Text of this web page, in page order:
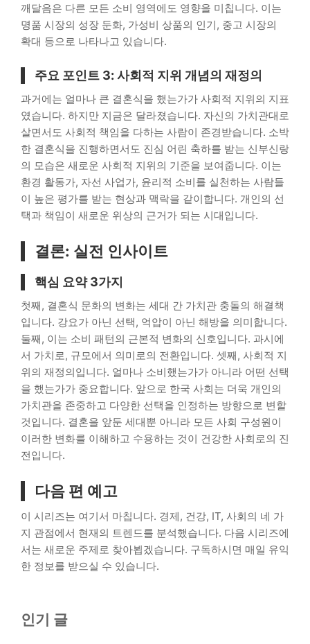
깨달음은 다른 모든 소비 영역에도 영향을 미칩니다. 이는
명품 시장의 성장 둔화, 가성비 상품의 인기, 중고 시장의
확대 등으로 나타나고 있습니다.
주요 포인트 3: 사회적 지위 개념의 재정의
과거에는 얼마나 큰 결혼식을 했는가가 사회적 지위의 지표
였습니다. 하지만 지금은 달라졌습니다. 자신의 가치관대로
살면서도 사회적 책임을 다하는 사람이 존경받습니다. 소박
한 결혼식을 진행하면서도 진심 어린 축하를 받는 신부신랑
의 모습은 새로운 사회적 지위의 기준을 보여줍니다. 이는
환경 활동가, 자선 사업가, 윤리적 소비를 실천하는 사람들
이 높은 평가를 받는 현상과 맥락을 같이합니다. 개인의 선
택과 책임이 새로운 위상의 근거가 되는 시대입니다.
결론: 실전 인사이트
핵심 요약 3가지
첫째, 결혼식 문화의 변화는 세대 간 가치관 충돌의 해결책
입니다. 강요가 아닌 선택, 억압이 아닌 해방을 의미합니다.
둘째, 이는 소비 패턴의 근본적 변화의 신호입니다. 과시에
서 가치로, 규모에서 의미로의 전환입니다. 셋째, 사회적 지
위의 재정의입니다. 얼마나 소비했는가가 아니라 어떤 선택
을 했는가가 중요합니다. 앞으로 한국 사회는 더욱 개인의
가치관을 존중하고 다양한 선택을 인정하는 방향으로 변할
것입니다. 결혼을 앞둔 세대뿐 아니라 모든 사회 구성원이
이러한 변화를 이해하고 수용하는 것이 건강한 사회로의 진
전입니다.
다음 편 예고
이 시리즈는 여기서 마칩니다. 경제, 건강, IT, 사회의 네 가
지 관점에서 현재의 트렌드를 분석했습니다. 다음 시리즈에
서는 새로운 주제로 찾아뵙겠습니다. 구독하시면 매일 유익
한 정보를 받으실 수 있습니다.
인기 글